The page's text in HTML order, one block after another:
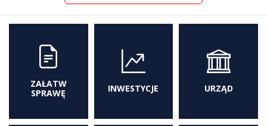
ZAŁATW
SPRAWĘ
INWESTYCJE URZĄD